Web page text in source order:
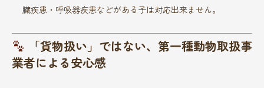
臓疾患・呼吸器疾患などがある子は対応出来ません。
「貨物扱い」ではない、第一種動物取扱事
業者による安心感